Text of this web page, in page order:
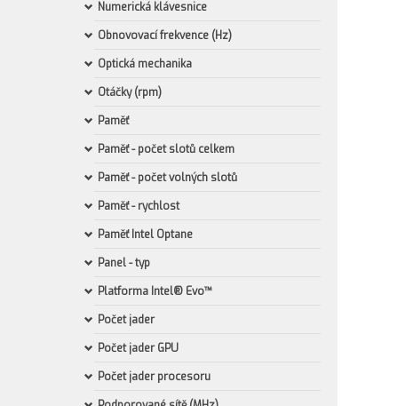
Numerická klávesnice
Obnovovací frekvence (Hz)
Optická mechanika
Otáčky (rpm)
Paměť
Paměť - počet slotů celkem
Paměť - počet volných slotů
Paměť - rychlost
Paměť Intel Optane
Panel - typ
Platforma Intel® Evo™
Počet jader
Počet jader GPU
Počet jader procesoru